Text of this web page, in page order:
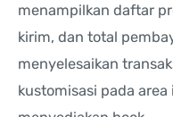
menampilkan daftar
kirim, dan total
menyelesaikan
kustomisasi pada area